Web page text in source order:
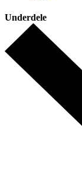
Underdele